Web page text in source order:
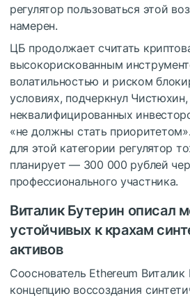
регулятор пользоваться этой
намерен.
ЦБ продолжает считать
высокорискованным
волатильностью и риском
условиях, подчеркнул
неквалифицированных
«не должны стать
для этой категории регулятор
планирует — 300 000 рублей
профессионального участника.
Виталик Бутерин описал
устойчивых к крахам
активов
Сооснователь Ethereum
концепцию воссоздания